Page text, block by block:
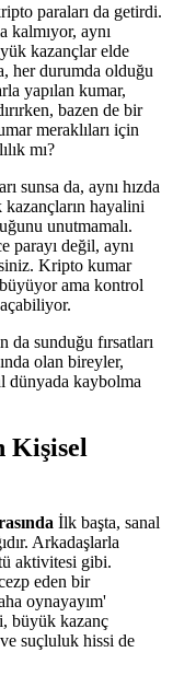
paraları da getirdi.
kalmıyor, aynı
kazançlar elde
her durumda olduğu
yapılan kumar,
bazen de bir
meraklıları için
mı?
sunsa da, aynı hızda
hayalini
unutmamalı.
parayı değil, aynı
Kripto kumar
ama kontrol
sunduğu fırsatları
olan bireyler,
dünyada kaybolma
Kişisel
İlk başta, sanal
Arkadaşlarla
aktivitesi gibi.
eden bir
oynayayım'
büyük kazanç
suçluluk hissi de